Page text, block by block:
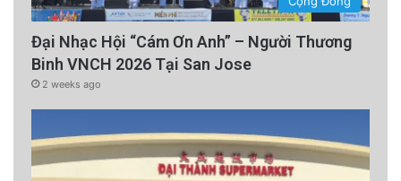
Đại Nhạc Hội “Cám Ơn Anh” – Người Thương
Binh VNCH 2026 Tại San Jose
2 weeks ago